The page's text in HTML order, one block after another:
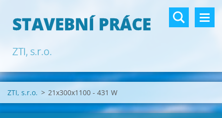
STAVEBNÍ PRÁCE
ZTI, s.r.o.
ZTI, s.r.o. > 21x300x1100 - 431 W